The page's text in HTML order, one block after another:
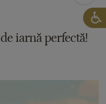
iarnă perfectă!